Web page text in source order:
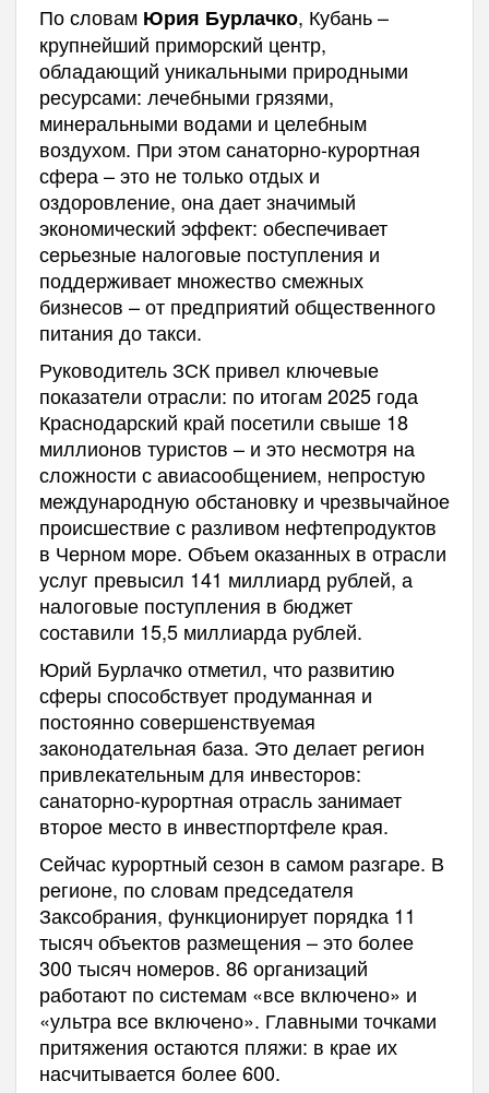
По словам Юрия Бурлачко, Кубань –
крупнейший приморский центр,
обладающий уникальными природными
ресурсами: лечебными грязями,
минеральными водами и целебным
воздухом. При этом санаторно‑курортная
сфера – это не только отдых и
оздоровление, она дает значимый
экономический эффект: обеспечивает
серьезные налоговые поступления и
поддерживает множество смежных
бизнесов – от предприятий общественного
питания до такси.
Руководитель ЗСК привел ключевые
показатели отрасли: по итогам 2025 года
Краснодарский край посетили свыше 18
миллионов туристов – и это несмотря на
сложности с авиасообщением, непростую
международную обстановку и чрезвычайное
происшествие с разливом нефтепродуктов
в Черном море. Объем оказанных в отрасли
услуг превысил 141 миллиард рублей, а
налоговые поступления в бюджет
составили 15,5 миллиарда рублей.
Юрий Бурлачко отметил, что развитию
сферы способствует продуманная и
постоянно совершенствуемая
законодательная база. Это делает регион
привлекательным для инвесторов:
санаторно‑курортная отрасль занимает
второе место в инвестпортфеле края.
Сейчас курортный сезон в самом разгаре. В
регионе, по словам председателя
Заксобрания, функционирует порядка 11
тысяч объектов размещения – это более
300 тысяч номеров. 86 организаций
работают по системам «все включено» и
«ультра все включено». Главными точками
притяжения остаются пляжи: в крае их
насчитывается более 600.